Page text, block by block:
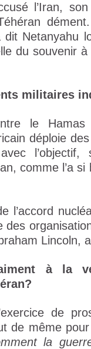
l’Iran,
dit Netanyahu
du souvenir
militaires
le
déploie
l’objectif,
comme l’a
l’accord
des
Lincoln,
à la
de
de même
la